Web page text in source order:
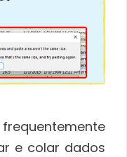
e colar dados